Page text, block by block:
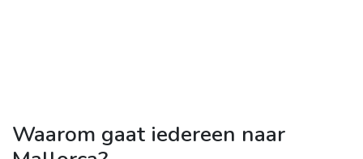
Waarom gaat iedereen naar